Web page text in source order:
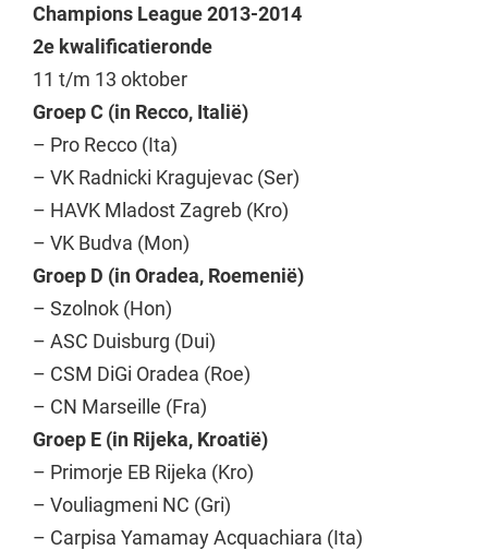
Champions League 2013-2014
2e kwalificatieronde
11 t/m 13 oktober
Groep C (in Recco, Italië)
– Pro Recco (Ita)
– VK Radnicki Kragujevac (Ser)
– HAVK Mladost Zagreb (Kro)
– VK Budva (Mon)
Groep D (in Oradea, Roemenië)
– Szolnok (Hon)
– ASC Duisburg (Dui)
– CSM DiGi Oradea (Roe)
– CN Marseille (Fra)
Groep E (in Rijeka, Kroatië)
– Primorje EB Rijeka (Kro)
– Vouliagmeni NC (Gri)
– Carpisa Yamamay Acquachiara (Ita)